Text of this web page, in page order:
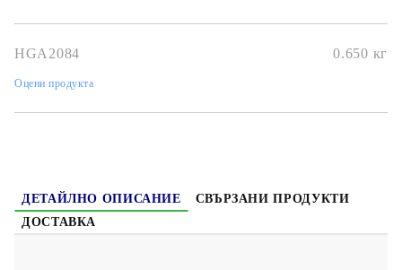
HGA2084 0.650 кг
Оцени продукта
ДЕТАЙЛНО ОПИСАНИЕ
СВЪРЗАНИ ПРОДУКТИ
ДОСТАВКА